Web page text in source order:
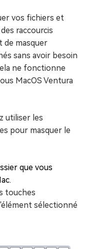
vos fichiers et
raccourcis
de masquer
sans avoir besoin
ne fonctionne
MacOS Ventura
utiliser les
pour masquer le
que vous
touches
sélectionné